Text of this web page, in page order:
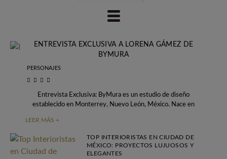
ENTREVISTA EXCLUSIVA A LORENA GÁMEZ DE
BYMURA
PERSONAJES
Entrevista Exclusiva: ByMura es un estudio de diseño
establecido en Monterrey, Nuevo León, México. Nace en
LEER MÁS +
TOP INTERIORISTAS EN CIUDAD DE
MÉXICO: PROYECTOS LUJUOSOS Y
ELEGANTES